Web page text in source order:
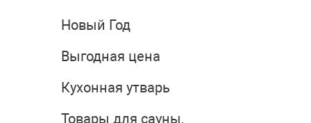
Новый Год
Выгодная цена
Кухонная утварь
Товары для сауны,